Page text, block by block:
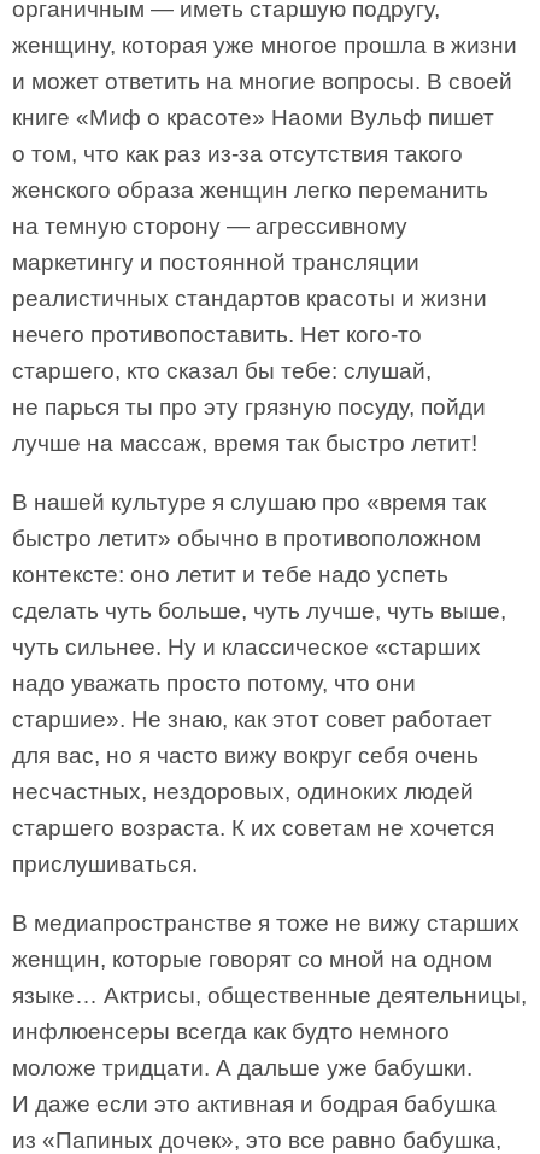
органичным — иметь старшую подругу,
женщину, которая уже многое прошла в жизни
и может ответить на многие вопросы. В своей
книге «Миф о красоте» Наоми Вульф пишет
о том, что как раз из-за отсутствия такого
женского образа женщин легко переманить
на темную сторону — агрессивному
маркетингу и постоянной трансляции
реалистичных стандартов красоты и жизни
нечего противопоставить. Нет кого-то
старшего, кто сказал бы тебе: слушай,
не парься ты про эту грязную посуду, пойди
лучше на массаж, время так быстро летит!
В нашей культуре я слушаю про «время так
быстро летит» обычно в противоположном
контексте: оно летит и тебе надо успеть
сделать чуть больше, чуть лучше, чуть выше,
чуть сильнее. Ну и классическое «старших
надо уважать просто потому, что они
старшие». Не знаю, как этот совет работает
для вас, но я часто вижу вокруг себя очень
несчастных, нездоровых, одиноких людей
старшего возраста. К их советам не хочется
прислушиваться.
В медиапространстве я тоже не вижу старших
женщин, которые говорят со мной на одном
языке… Актрисы, общественные деятельницы,
инфлюенсеры всегда как будто немного
моложе тридцати. А дальше уже бабушки.
И даже если это активная и бодрая бабушка
из «Папиных дочек», это все равно бабушка,